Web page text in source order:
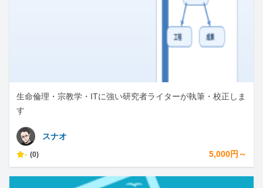
生命倫理・宗教学・ITに強い研究者ライターが執筆・校正しま
す
スナオ
- (0) 5,000円～